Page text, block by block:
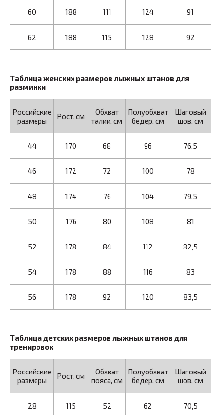
60 188 111 124 91
62 188 115 128 92
Таблица женских размеров лыжных штанов для
разминки
Российские
размеры
Рост, см
Обхват
талии, см
Полуобхват
бедер, см
Шаговый
шов, см
44 170 68 96 76,5
46 172 72 100 78
48 174 76 104 79,5
50 176 80 108 81
52 178 84 112 82,5
54 178 88 116 83
56 178 92 120 83,5
Таблица детских размеров лыжных штанов для
тренировок
Российские
размеры
Рост, см
Обхват
пояса, см
Полуобхват
бедер, см
Шаговый
шов, см
28 115 52 62 70,5